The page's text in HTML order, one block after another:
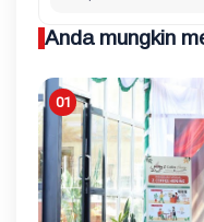
Anda mungkin